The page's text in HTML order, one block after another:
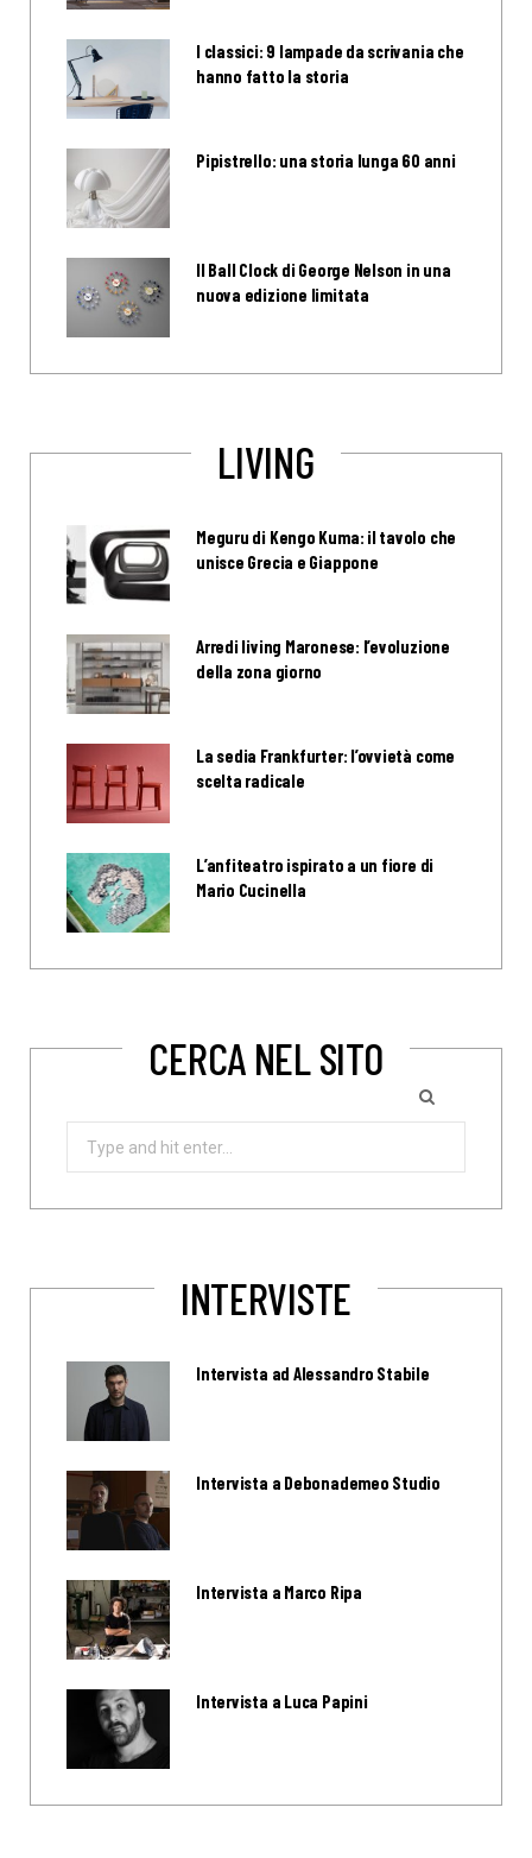
I classici: 9 lampade da scrivania che
hanno fatto la storia
Pipistrello: una storia lunga 60 anni
Il Ball Clock di George Nelson in una
nuova edizione limitata
LIVING
Meguru di Kengo Kuma: il tavolo che
unisce Grecia e Giappone
Arredi living Maronese: l’evoluzione
della zona giorno
La sedia Frankfurter: l’ovvietà come
scelta radicale
L’anfiteatro ispirato a un fiore di
Mario Cucinella
CERCA NEL SITO
INTERVISTE
Intervista ad Alessandro Stabile
Intervista a Debonademeo Studio
Intervista a Marco Ripa
Intervista a Luca Papini